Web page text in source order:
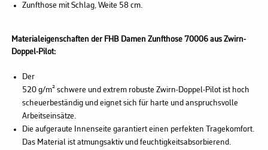
Zunfthose mit Schlag, Weite 58 cm.
Materialeigenschaften der FHB Damen Zunfthose 70006 aus Zwirn-
Doppel-Pilot:
Der
520 g/m² schwere und extrem robuste Zwirn-Doppel-Pilot ist hoch
scheuerbeständig und eignet sich für harte und anspruchsvolle
Arbeitseinsätze.
Die aufgeraute Innenseite garantiert einen perfekten Tragekomfort.
Das Material ist atmungsaktiv und feuchtigkeitsabsorbierend.